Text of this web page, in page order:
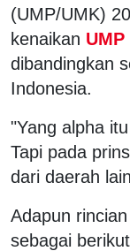
(UMP/UMK)
kenaikan UMP
dibandingkan
Indonesia.
"Yang alpha
Tapi pada
dari daerah
Adapun
sebagai